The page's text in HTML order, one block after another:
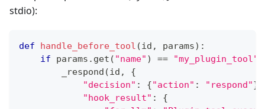
stdio):
def handle_before_tool (id , params) :
if params . get ( "name" ) == "my_plugin_tool"
        _respond
(id ,
{
"decision" : {"action" : "respond"}
"hook_result" :
{